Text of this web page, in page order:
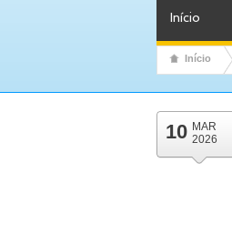
Início
Início
10 MAR
2026